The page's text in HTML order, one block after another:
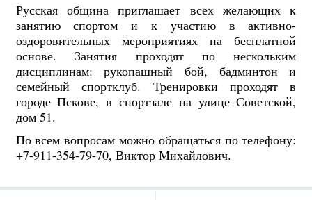
Русская община приглашает всех желающих к
занятию спортом и к участию в активно-
оздоровительных мероприятиях на бесплатной
основе. Занятия проходят по нескольким
дисциплинам: рукопашный бой, бадминтон и
семейный спортклуб. Тренировки проходят в
городе Пскове, в спортзале на улице Советской,
дом 51.
По всем вопросам можно обращаться по телефону:
+7-911-354-79-70, Виктор Михайлович.